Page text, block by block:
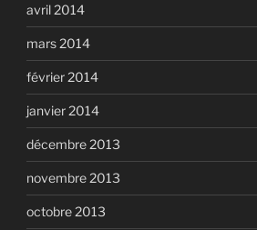
avril 2014
mars 2014
février 2014
janvier 2014
décembre 2013
novembre 2013
octobre 2013